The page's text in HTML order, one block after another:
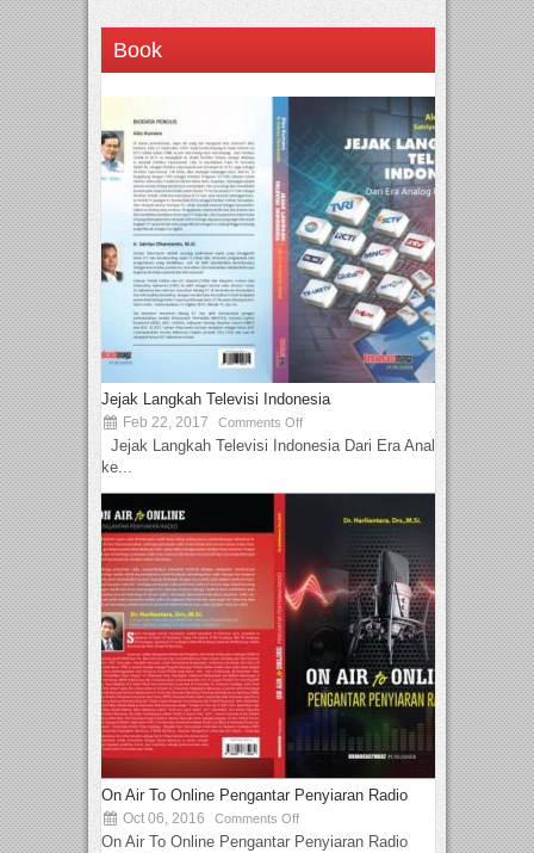
Book
Jejak Langkah Televisi Indonesia
Feb 22, 2017 Comments Off
Jejak Langkah Televisi Indonesia Dari Era Analog
ke...
On Air To Online Pengantar Penyiaran Radio
Oct 06, 2016 Comments Off
On Air To Online Pengantar Penyiaran Radio